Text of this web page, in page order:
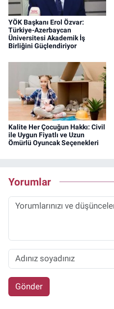
YÖK Başkanı Erol Özvar:
Türkiye-Azerbaycan
Üniversitesi Akademik İş
Birliğini Güçlendiriyor
Kalite Her Çocuğun Hakkı: Civil
ile Uygun Fiyatlı ve Uzun
Ömürlü Oyuncak Seçenekleri
Yorumlar
Gönder